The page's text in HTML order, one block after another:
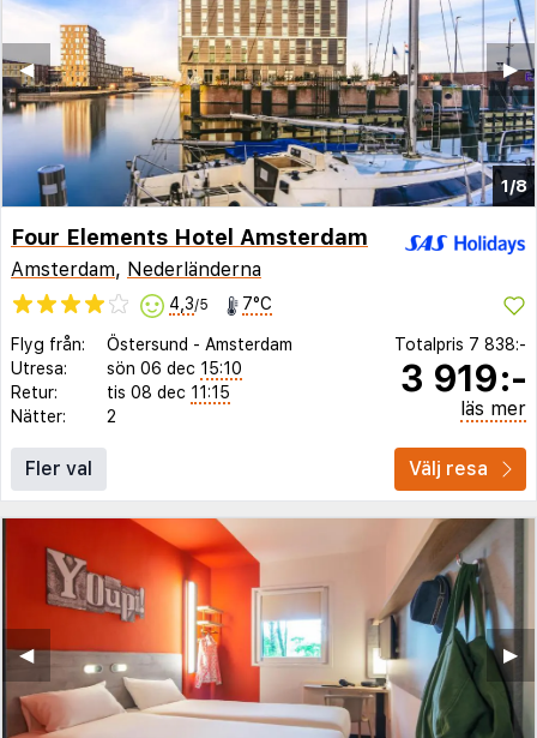
1/8
▶︎
◀︎
Four Elements Hotel Amsterdam
Amsterdam, Nederländerna
4,3/5 7°C
Flyg från: Östersund - Amsterdam
Utresa:
sön 06 dec 15:10
Retur:
tis 08 dec 11:15
Nätter:
2
Totalpris 7 838:-
3 919:-
läs mer
Fler val Välj resa
▶︎
◀︎